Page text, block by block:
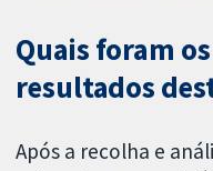
Quais foram
resultados
Após a recolha e